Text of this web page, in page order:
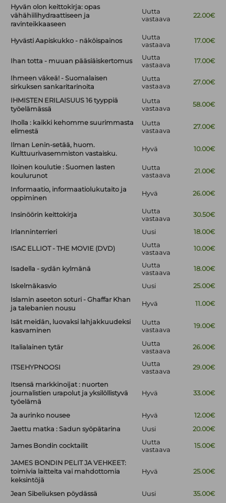
Hyvän olon keittokirja: opas
vähähiilihydraattiseen ja
ravinteikkaaseen
Uutta
vastaava
22.00€
Hyvästi Aapiskukko - näköispainos
Uutta
vastaava
17.00€
Ihan totta - muuan pääsiäiskertomus
Uutta
vastaava
17.00€
Ihmeen väkeä! - Suomalaisen
sirkuksen sankaritarinoita
Uutta
vastaava
27.00€
IHMISTEN ERILAISUUS 16 tyyppiä
työelämässä
Uutta
vastaava
58.00€
Iholla : kaikki kehomme suurimmasta
elimestä
Uutta
vastaava
27.00€
Ilman Lenin-setää, huom.
Kulttuurivasemmiston vastaisku.
Hyvä 10.00€
Iloinen koulutie : Suomen lasten
koulurunot
Uutta
vastaava
21.00€
Informaatio, informaatiolukutaito ja
oppiminen
Hyvä 26.00€
Insinöörin keittokirja
Uutta
vastaava
30.50€
Irlanninterrieri Uusi 18.00€
ISAC ELLIOT - THE MOVIE (DVD)
Uutta
vastaava
10.00€
Isadella - sydän kylmänä
Uutta
vastaava
18.00€
Iskelmäkasvio Uusi
25.00€
Islamin aseeton soturi - Ghaffar Khan
ja talebanien nousu
Hyvä 11.00€
Isät meidän, luovaksi lahjakkuudeksi
kasvaminen
Uutta
vastaava
19.00€
Italialainen tytär
Uutta
vastaava
26.00€
ITSEHYPNOOSI
Uutta
vastaava
29.00€
Itsensä markkinoijat : nuorten
journalistien urapolut ja yksilöllistyvä
työelämä
Hyvä 33.00€
Ja aurinko nousee Hyvä
12.00€
Jaettu matka : Sadun syöpätarina
Uusi 20.00€
James Bondin cocktailit
Uutta
vastaava
15.00€
JAMES BONDIN PELIT JA VEHKEET:
toimivia laitteita vai mahdottomia
keksintöjä
Hyvä 25.00€
Jean Sibeliuksen pöydässä Uusi
35.00€